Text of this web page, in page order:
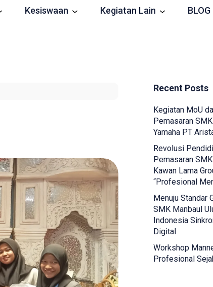
Kesiswaan Kegiatan Lain BLOG
Recent Posts
Kegiatan MoU
Pemasaran
Yamaha PT
Revolusi
Pemasaran
Kawan Lama
“Profesional
Menuju Standar
SMK Manbaul
Indonesia
Digital
Workshop
Profesional